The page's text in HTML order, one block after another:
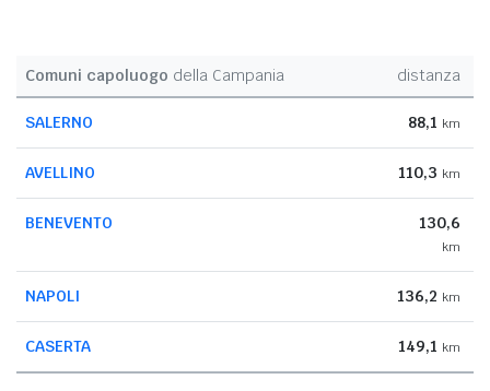
Comuni capoluogo della Campania distanza
SALERNO 88,1 km
AVELLINO 110,3 km
BENEVENTO 130,6
km
NAPOLI 136,2 km
CASERTA 149,1 km